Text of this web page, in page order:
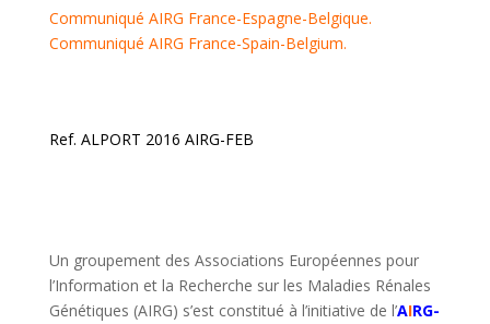
Communiqué AIRG France-Espagne-Belgique.
Communiqué AIRG France-Spain-Belgium.
Ref. ALPORT 2016 AIRG-FEB
Un groupement des Associations Européennes pour
l’Information et la Recherche sur les Maladies Rénales
Génétiques (AIRG) s’est constitué à l’initiative de l’AIRG-